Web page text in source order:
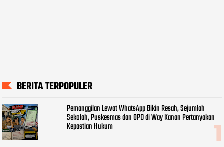
BERITA TERPOPULER
Pemanggilan Lewat WhatsApp Bikin Resah, Sejumlah
Sekolah, Puskesmas dan OPD di Way Kanan Pertanyakan
Kepastian Hukum